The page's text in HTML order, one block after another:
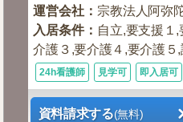
運営会社 ： 宗教法人阿弥
入居条件： 自立,要支援１
介護３,要介護４,要介護５
24h看護師 見学可 即入居可
資料請求する(無料)